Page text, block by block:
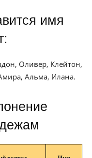
имя
Оливер, Клейтон,
Альма, Илана.